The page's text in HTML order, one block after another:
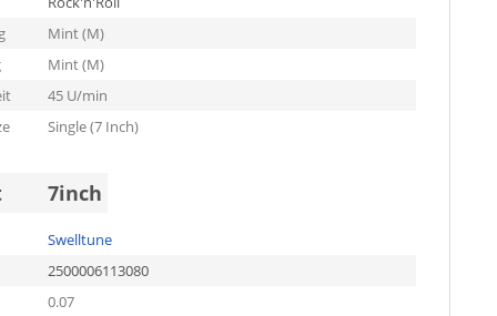
Mint (M)
Mint (M)
45 U/min
Single (7 Inch)
7inch
Swelltune
2500006113080
0.07